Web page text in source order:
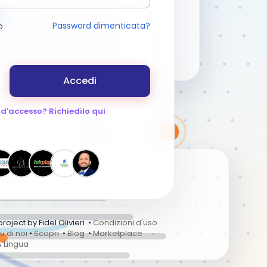
Password dimenticata?
Accedi
Richiedilo qui
by Fidel Olivieri •Condizioni d'uso
di noi•Scopri•Blog•Marketplace
Lingua